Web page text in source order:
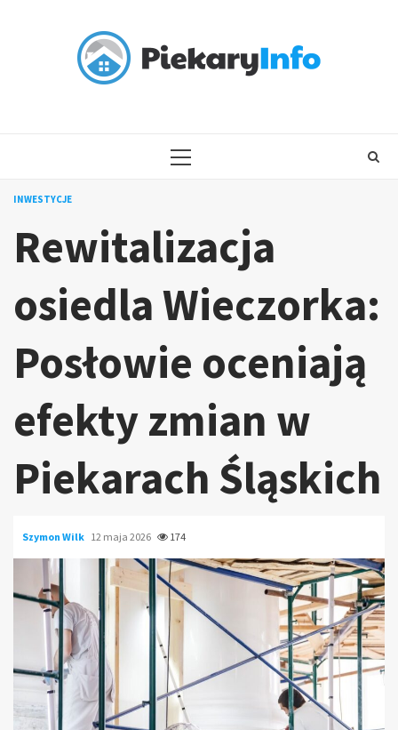
PRIMARY
INWESTYCJE
Rewitalizacja
osiedla Wieczorka:
Posłowie oceniają
efekty zmian w
Piekarach Śląskich
Szymon Wilk 12 maja 2026 174